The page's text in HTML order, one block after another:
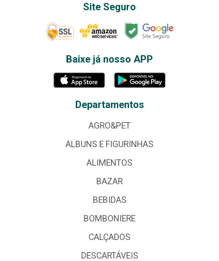
Site Seguro
Baixe já nosso APP
Departamentos
AGRO&PET
ALBUNS E FIGURINHAS
ALIMENTOS
BAZAR
BEBIDAS
BOMBONIERE
CALÇADOS
DESCARTÁVEIS